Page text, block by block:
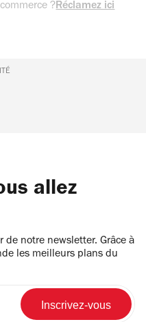
?Réclamez ici
allez
de notre newsletter. Grâce à
les meilleurs plans du